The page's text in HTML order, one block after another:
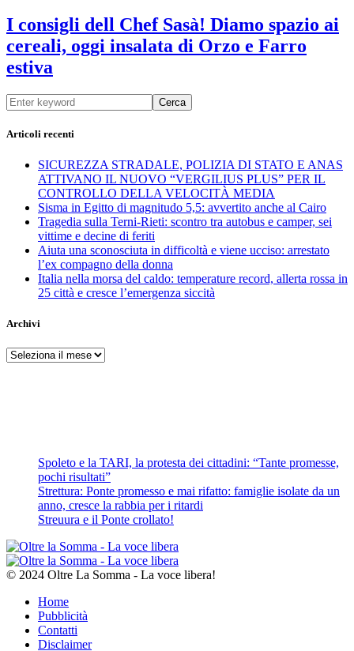
I consigli dell Chef Sasà! Diamo spazio ai
cereali, oggi insalata di Orzo e Farro
estiva
Cerca
Articoli recenti
SICUREZZA STRADALE, POLIZIA DI STATO E ANAS
ATTIVANO IL NUOVO “VERGILIUS PLUS” PER IL
CONTROLLO DELLA VELOCITÀ MEDIA
Sisma in Egitto di magnitudo 5,5: avvertito anche al Cairo
Tragedia sulla Terni-Rieti: scontro tra autobus e camper, sei
vittime e decine di feriti
Aiuta una sconosciuta in difficoltà e viene ucciso: arrestato
l’ex compagno della donna
Italia nella morsa del caldo: temperature record, allerta rossa in
25 città e cresce l’emergenza siccità
Archivi
Archivi
Spoleto e la TARI, la protesta dei cittadini: “Tante promesse,
pochi risultati”
Strettura: Ponte promesso e mai rifatto: famiglie isolate da un
anno, cresce la rabbia per i ritardi
Streuura e il Ponte crollato!
© 2024 Oltre La Somma - La voce libera!
Home
Pubblicità
Contatti
Disclaimer